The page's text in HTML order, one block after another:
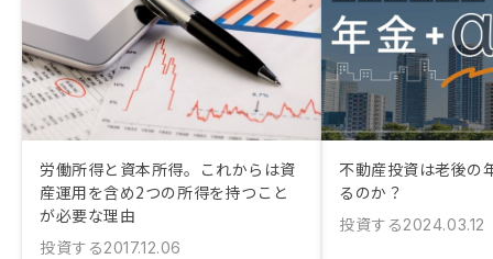
労働所得と資本所得。これからは資
産運用を含め2つの所得を持つこと
が必要な理由
投資する2017.12.06
不動産投資は老後の
るのか？
投資する2024.03.12